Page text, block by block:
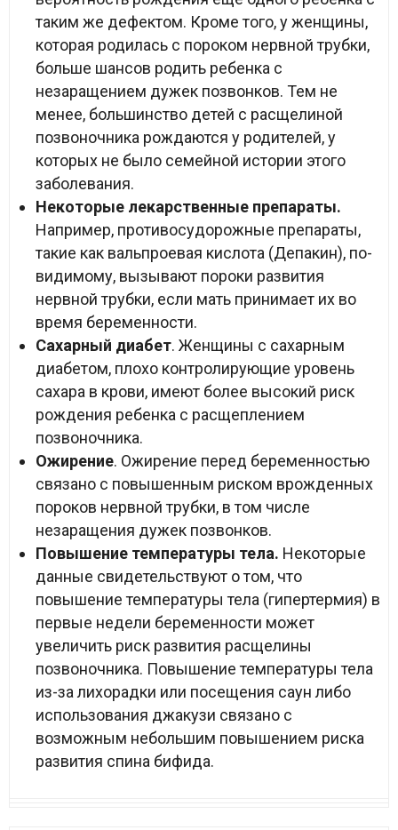
таким же дефектом. Кроме того, у женщины,
которая родилась с пороком нервной трубки,
больше шансов родить ребенка с
незаращением дужек позвонков. Тем не
менее, большинство детей с расщелиной
позвоночника рождаются у родителей, у
которых не было семейной истории этого
заболевания.
Некоторые лекарственные препараты.
Например, противосудорожные препараты,
такие как вальпроевая кислота (Депакин), по-
видимому, вызывают пороки развития
нервной трубки, если мать принимает их во
время беременности.
Сахарный диабет. Женщины с сахарным
диабетом, плохо контролирующие уровень
сахара в крови, имеют более высокий риск
рождения ребенка с расщеплением
позвоночника.
Ожирение. Ожирение перед беременностью
связано с повышенным риском врожденных
пороков нервной трубки, в том числе
незаращения дужек позвонков.
Повышение температуры тела. Некоторые
данные свидетельствуют о том, что
повышение температуры тела (гипертермия) в
первые недели беременности может
увеличить риск развития расщелины
позвоночника. Повышение температуры тела
из-за лихорадки или посещения саун либо
использования джакузи связано с
возможным небольшим повышением риска
развития спина бифида.